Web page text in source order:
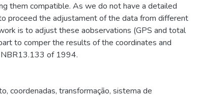
them compatible. As we do not have a detailed
proceed the adjustament of the data from different
is to adjust these aobservations (GPS and total
to comper the results of the coordinates and
of 1994.
, coordenadas, transformação, sistema de